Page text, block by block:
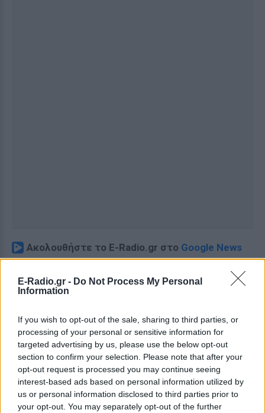
E-Radio.gr - Do Not Process My Personal
Information
If you wish to opt-out of the sale, sharing to third parties, or
processing of your personal or sensitive information for
targeted advertising by us, please use the below opt-out
section to confirm your selection. Please note that after your
opt-out request is processed you may continue seeing
interest-based ads based on personal information utilized by
us or personal information disclosed to third parties prior to
your opt-out. You may separately opt-out of the further
Ακολουθήστε το E-Radio.gr στο Google News
και μάθετε πρώτοιτα πιο hot νέα.
Για ακόμη περισσότερα , μπείτε στην
Ακολουθήστε το E-Radio.gr και στο Instagram
ΔΙΑΦΗΜΙΣΗ